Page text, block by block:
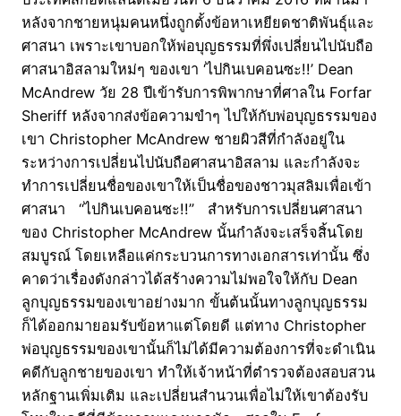
หลังจากชายหนุ่มคนหนึ่งถูกตั้งข้อหาเหยียดชาติพันธุ์และ
ศาสนา เพราะเขาบอกให้พ่อบุญธรรมที่พึ่งเปลี่ยนไปนับถือ
ศาสนาอิสลามใหม่ๆ ของเขา ‘ไปกินเบคอนซะ!!’ Dean
McAndrew วัย 28 ปีเข้ารับการพิพากษาที่ศาลใน Forfar
Sheriff หลังจากส่งข้อความขำๆ ไปให้กับพ่อบุญธรรมของ
เขา Christopher McAndrew ชายผิวสีที่กำลังอยู่ใน
ระหว่างการเปลี่ยนไปนับถือศาสนาอิสลาม และกำลังจะ
ทำการเปลี่ยนชื่อของเขาให้เป็นชื่อของชาวมุสลิมเพื่อเข้า
ศาสนา “ไปกินเบคอนซะ!!” สำหรับการเปลี่ยนศาสนา
ของ Christopher McAndrew นั้นกำลังจะเสร็จสิ้นโดย
สมบูรณ์ โดยเหลือแค่กระบวนการทางเอกสารเท่านั้น ซึ่ง
คาดว่าเรื่องดังกล่าวได้สร้างความไม่พอใจให้กับ Dean
ลูกบุญธรรมของเขาอย่างมาก ขั้นต้นนั้นทางลูกบุญธรรม
ก็ได้ออกมายอมรับข้อหาแต่โดยดี แต่ทาง Christopher
พ่อบุญธรรมของเขานั้นก็ไม่ได้มีความต้องการที่จะดำเนิน
คดีกับลูกชายของเขา ทำให้เจ้าหน้าที่ตำรวจต้องสอบสวน
หลักฐานเพิ่มเติม และเปลี่ยนสำนวนเพื่อไม่ให้เขาต้องรับ